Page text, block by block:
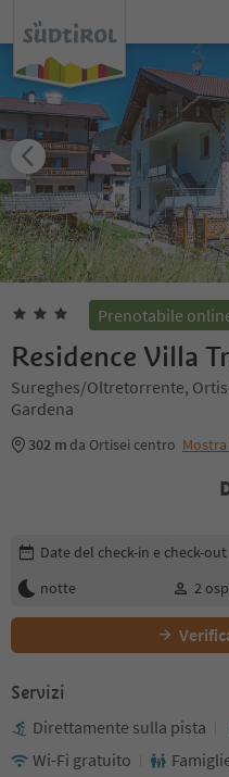
Prenotabile
Residence Villa
Sureghes/Oltretorrente,
Gardena
302 m da Ortisei centro
Modifica i dettagli della
Date del check-in e check-out
notte
2
Servizi
Direttamente sulla pista
Wi-Fi gratuito